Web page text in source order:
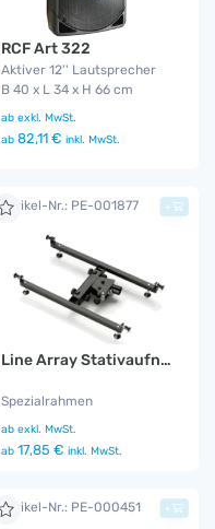
RCF Art 322
Aktiver 12'' Lautsprecher
B 40 x L 34 x H 66 cm
ab exkl. MwSt.
ab 82,11 € inkl. MwSt.
Artikel-Nr.: PE-001877
Line Array Stativaufnahme
Spezialrahmen
ab exkl. MwSt.
ab 17,85 € inkl. MwSt.
+
Artikel-Nr.: PE-000451 +